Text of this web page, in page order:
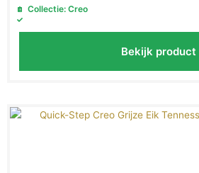
Collectie: Creo
Bekijk product